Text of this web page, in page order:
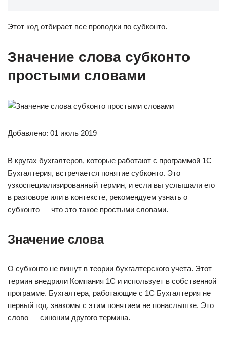
Этот код отбирает все проводки по субконто.
Значение слова субконто
простыми словами
Добавлено: 01 июль 2019
В кругах бухгалтеров, которые работают с программой 1C
Бухгалтерия, встречается понятие субконто. Это
узкоспециализированный термин, и если вы услышали его
в разговоре или в контексте, рекомендуем узнать о
субконто — что это такое простыми словами.
Значение слова
О субконто не пишут в теории бухгалтерского учета. Этот
термин внедрили Компания 1C и использует в собственной
программе. Бухгалтера, работающие с 1C Бухгалтерия не
первый год, знакомы с этим понятием не понаслышке. Это
слово — синоним другого термина.